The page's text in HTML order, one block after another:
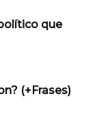
que
(+Frases)